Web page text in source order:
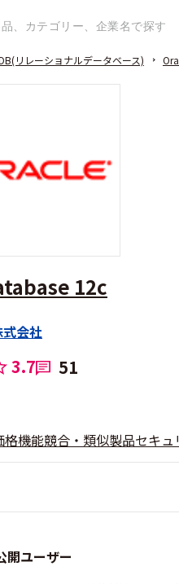
リレーショナルデータベース)
12c
会社
3.7 51
格機能競合・類似製品セキュ
開ユーザー